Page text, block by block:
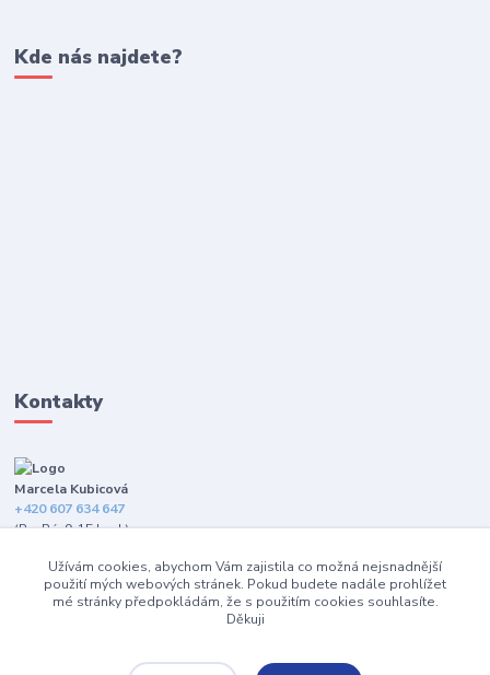
Kde nás najdete?
Kontakty
Marcela Kubicová
+420 607 634 647
(Po-Pá, 9-15 hod.)
info@happybarefeet.cz
Užívám cookies, abychom Vám zajistila co možná nejsnadnější
použití mých webových stránek. Pokud budete nadále prohlížet
mé stránky předpokládám, že s použitím cookies souhlasíte.
Děkuji